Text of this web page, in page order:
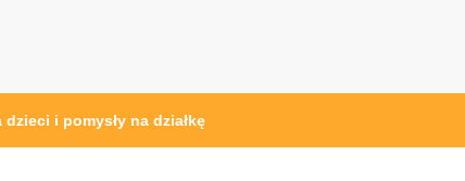
i pomysły na działkę